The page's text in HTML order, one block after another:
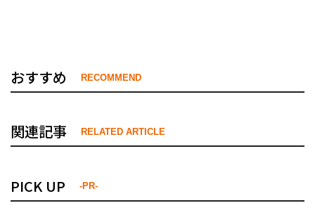
おすすめ RECOMMEND
関連記事 RELATED ARTICLE
PICK UP -PR-